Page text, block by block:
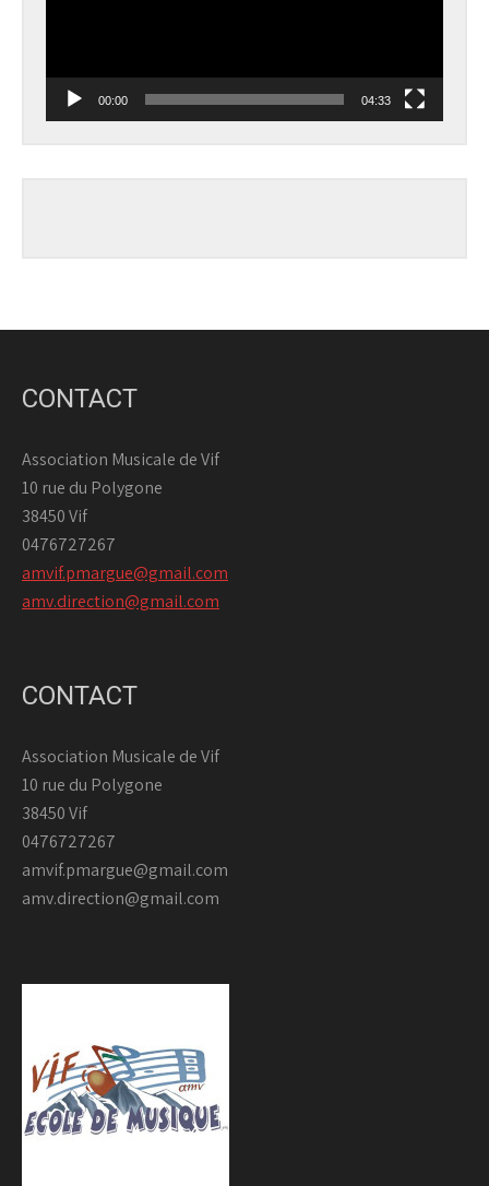
00:00 04:33
CONTACT
Association Musicale de Vif
10 rue du Polygone
38450 Vif
0476727267
amvif.pmargue@gmail.com
amv.direction@gmail.com
CONTACT
Association Musicale de Vif
10 rue du Polygone
38450 Vif
0476727267
amvif.pmargue@gmail.com
amv.direction@gmail.com